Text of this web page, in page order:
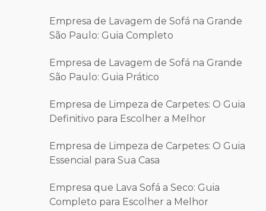
Empresa de Lavagem de Sofá na Grande
São Paulo: Guia Completo
Empresa de Lavagem de Sofá na Grande
São Paulo: Guia Prático
Empresa de Limpeza de Carpetes: O Guia
Definitivo para Escolher a Melhor
Empresa de Limpeza de Carpetes: O Guia
Essencial para Sua Casa
Empresa que Lava Sofá a Seco: Guia
Completo para Escolher a Melhor